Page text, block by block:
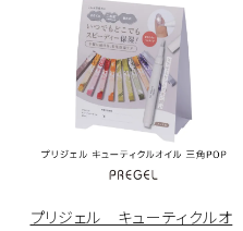
ログイン
プリジェル キューティクルオ